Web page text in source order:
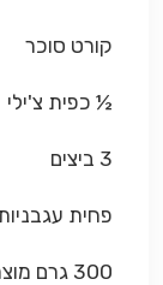
קורט סוכר
½ כפית צ'ילי
3 ביצים
פחית עגבניות
300 גרם מוצרלה